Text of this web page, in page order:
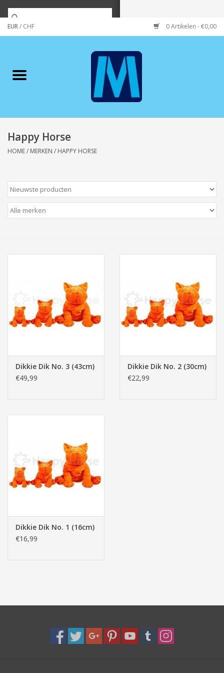
EUR/ CHF 0 Artikelen - €0,00
Merken
Wonen/koken/huishouden
Wenskaarten
Zeeuws/Streek
Elektra
Baby & Peuter
Speelgoed & hobby
Contact/Locatie
Pasen
Happy Horse
HOME/ MERKEN / HAPPY HORSE
Dikkie Dik No. 3 (43cm)
€49,99
Dikkie Dik No. 2 (30cm)
€22,99
Dikkie Dik No. 1 (16cm)
€16,99